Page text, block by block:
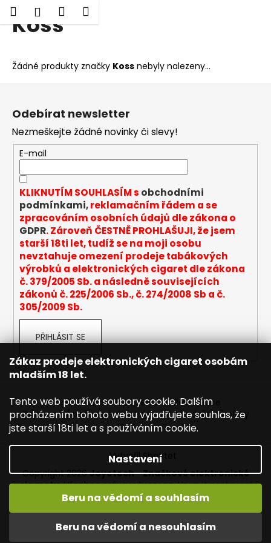
Zákaz prodeje elektronických cigaret osobám
mladším 18 let.
Tento web používá soubory cookie. Dalším
procházením tohoto webu vyjadřujete souhlas, že
jste starší 18ti let a s používáním cookie.
Nastavení
Beru na vědomí a nesouhlasím
Beru na vědomí a souhlasím
Přejít
Vítejte na JOYETECH. DORUČENÍ ZDARMA zásilkovnou nad
HledatPřihlášení
Nákupní
Koss
Žádné produkty značky Koss nebyly nalezeny...
o Zpět
Zpět
C
o
o
t
ř
e
b
u
e
e
n
a
t
?
HLEDAT
o
r
Z
Odebírat newsletter
Nezmeškejte žádné novinky či slevy!
E-mail
KLIKNUTÍM SOUHLASÍM s obchodními
podmínkami,reklamačním řádem a se
zpracováním osobních údajů dle zákona o
GDPR. Zároveň ČESTNĚ PROHLAŠUJI, že jsem
starší 18ti let, tudíž se na moji osobu
nevztahuje omezení prodeje tabákových
výrobků a elektronických cigaret dle zákona
č. 379/2005 Sb. a následně souvisejících
zákonů č. 225/2006 Sb., č. 274/2008 Sb a č.
305/2009 Sb.
PŘIHLÁSIT SE
Napište nám Mapa serveru Reklamace
Dopravné / poštovné Kontakty Obchodní podmínky
Vytvořil Shoptet
Copyright 2026Joyetech - Značkové elektronické
cigarety. Všechna práva vyhrazena.Upravit nastavení
cookies